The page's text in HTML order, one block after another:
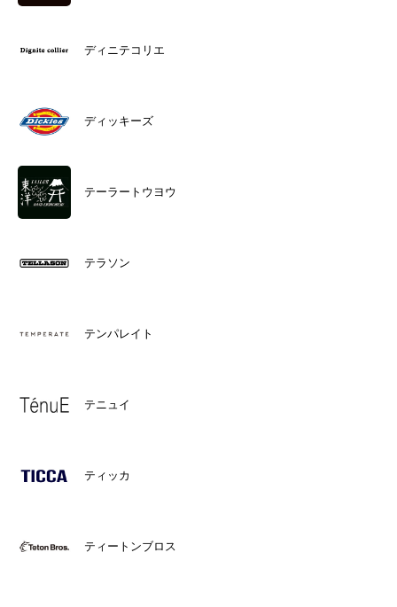
ディニテコリエ
ディッキーズ
テーラートウヨウ
テラソン
テンパレイト
テニュイ
ティッカ
ティートンブロス